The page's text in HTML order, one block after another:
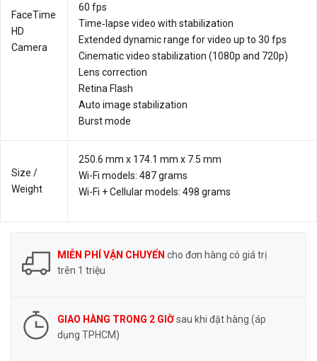
FaceTime
HD
Camera
60 fps
Time‑lapse video with stabilization
Extended dynamic range for video up to 30 fps
Cinematic video stabilization (1080p and 720p)
Lens correction
Retina Flash
Auto image stabilization
Burst mode
Size /
Weight
250.6 mm x 174.1 mm x 7.5 mm
Wi-Fi models: 487 grams
Wi-Fi + Cellular models: 498 grams
MIỄN PHÍ VẬN CHUYỂN cho đơn hàng có giá trị
trên 1 triệu
GIAO HÀNG TRONG 2 GIỜsau khi đặt hàng (áp
dụng TPHCM)